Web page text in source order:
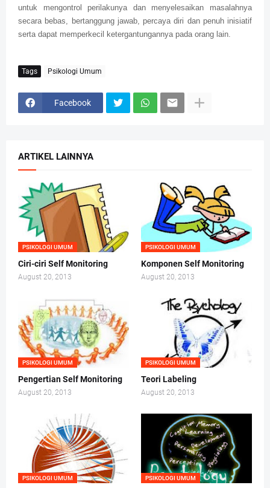
untuk mengontrol perilakunya dan menyelesaikan masalahnya
secara bebas, bertanggung jawab, percaya diri dan penuh inisiatif
serta dapat memperkecil ketergantungannya pada orang lain.
Tags Psikologi Umum
Facebook
ARTIKEL LAINNYA
PSIKOLOGI UMUM
Ciri-ciri Self Monitoring
August 20, 2013
PSIKOLOGI UMUM
Komponen Self Monitoring
August 20, 2013
PSIKOLOGI UMUM
Pengertian Self Monitoring
August 20, 2013
PSIKOLOGI UMUM
Teori Labeling
August 20, 2013
PSIKOLOGI UMUM PSIKOLOGI UMUM